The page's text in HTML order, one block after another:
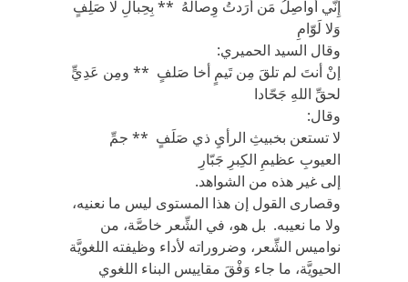
إِنّي أُواصِلُ مَن أَرَدتُ وِصالَهُ ** بِحِبالِ لا صَلِفٍ
وَلا لَوّامِ
وقال السيد الحميري:
إنْ أنتَ لم تلقَ مِن تَيمٍ أخا صَلفٍ ** ومِن عَدِيٍّ
لحقِّ اللهِ جَحّادا
وقال:
لا تستعن بخبيثِ الرأيِ ذي صَلَفٍ ** جمِّ
العيوبِ عظيمِ الكِبرِ جَبّارِ
إلى غير هذه من الشواهد.
وقصارى القول إن هذا المستوى ليس ما نعنيه،
ولا ما نعيبه. بل هو، في الشِّعر خاصَّة، من
نواميس الشِّعر، وضروراته لأداء وظيفته اللغويَّة
الحيويَّة، ما جاء وَفْقَ مقاييس البناء اللغوي